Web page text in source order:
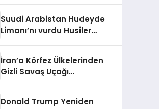
Suudi Arabistan Hudeyde
Limanı’nı vurdu Husiler
İran’a Körfez Ülkelerinden
Gizli Savaş Uçağı
Donald Trump Yeniden